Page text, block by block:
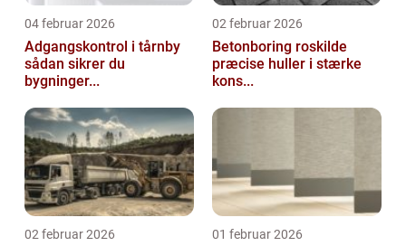
04 februar 2026
Adgangskontrol i tårnby
sådan sikrer du
bygninger...
02 februar 2026
Betonboring roskilde
præcise huller i stærke
kons...
02 februar 2026 01 februar 2026